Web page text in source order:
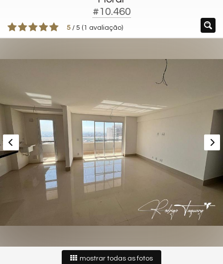
#10.460
5 / 5 ( 1 avaliação)
mostrar todas as fotos